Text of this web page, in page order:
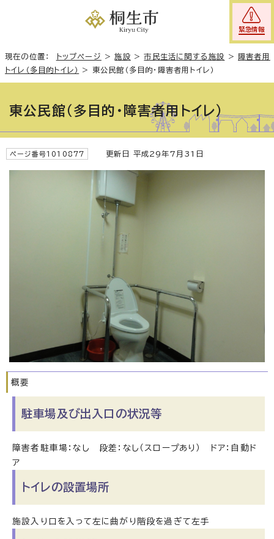
緊急情報
現在の位置： トップページ >施設 >市民生活に関する施設 >
障害者用
トイレ（多目的トイレ）
> 東公民館（多目的・障害者用トイレ）
東公民館（多目的・障害者用トイレ）
ページ番号1010877 更新日 平成29年7月31日
概要
駐車場及び出入口の状況等
障害者駐車場：なし 段差：なし（スロープあり） ドア：自動ド
ア
トイレの設置場所
施設入り口を入って左に曲がり階段を過ぎて左手